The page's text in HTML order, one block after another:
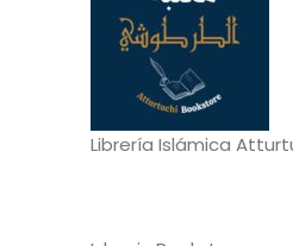
Librería Islámica